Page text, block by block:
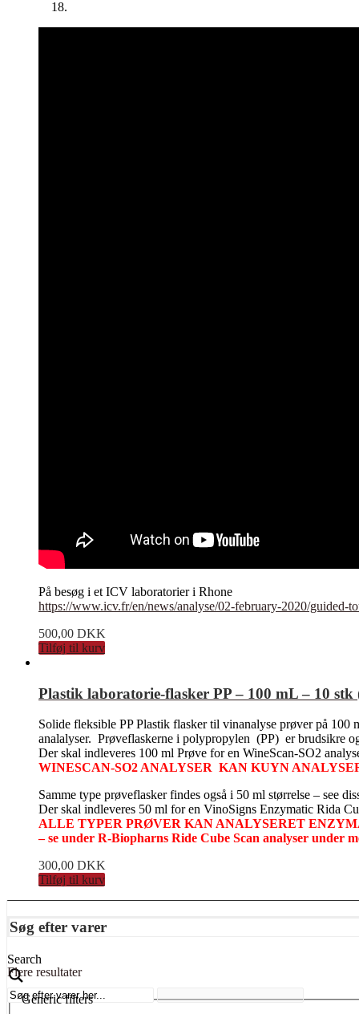
På besøg i et ICV laboratorier i Rhone
https://www.icv.fr/en/news/analyse/02-february-2020/guided-
500,00 DKK
Tilføj til kurv
Plastik laboratorie-flasker PP – 100 mL – 10
Solide fleksible PP Plastik flasker til vinanalyse prøver på
analalyser. Prøveflaskerne i polypropylen (PP) er brudsikre
Der skal indleveres 100 ml Prøve for en WineScan-SO2
WINESCAN-SO2 ANALYSER KAN KUYN
Samme type prøveflasker findes også i 50 ml størrelse – see
Der skal indleveres 50 ml for en VinoSigns Enzymatic Rida
ALLE TYPER PRØVER KAN ANALYSERET
– se under R-Biopharns Ride Cube Scan analyser under
300,00 DKK
Tilføj til kurv
Søg efter varer
Search
Flere resultater
Generic filters